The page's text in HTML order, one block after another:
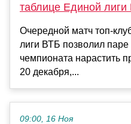
таблице Единой лиги
Очередной матч топ-
лиги ВТБ позволил
чемпионата нарастить
20 декабря,...
09:00, 16 Ноя